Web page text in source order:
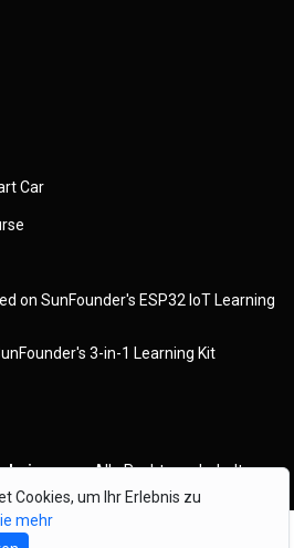
Cookies, um Ihr Erlebnis zu
mehr
Car
on SunFounder's ESP32 IoT Learning
3-in-1 Learning Kit
Alle Rechte vorbehalten